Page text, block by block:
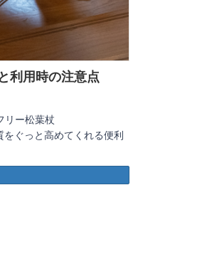
利用時の注意点
リー松葉杖
ぐっと高めてくれる便利